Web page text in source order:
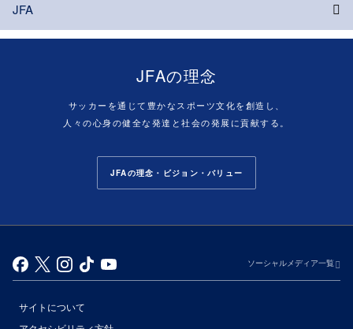
JFA
JFAの理念
サッカーを通じて豊かなスポーツ文化を創造し、
人々の心身の健全な発達と社会の発展に貢献する。
JFAの理念・ビジョン・バリュー
ソーシャルメディア一覧
サイトについて